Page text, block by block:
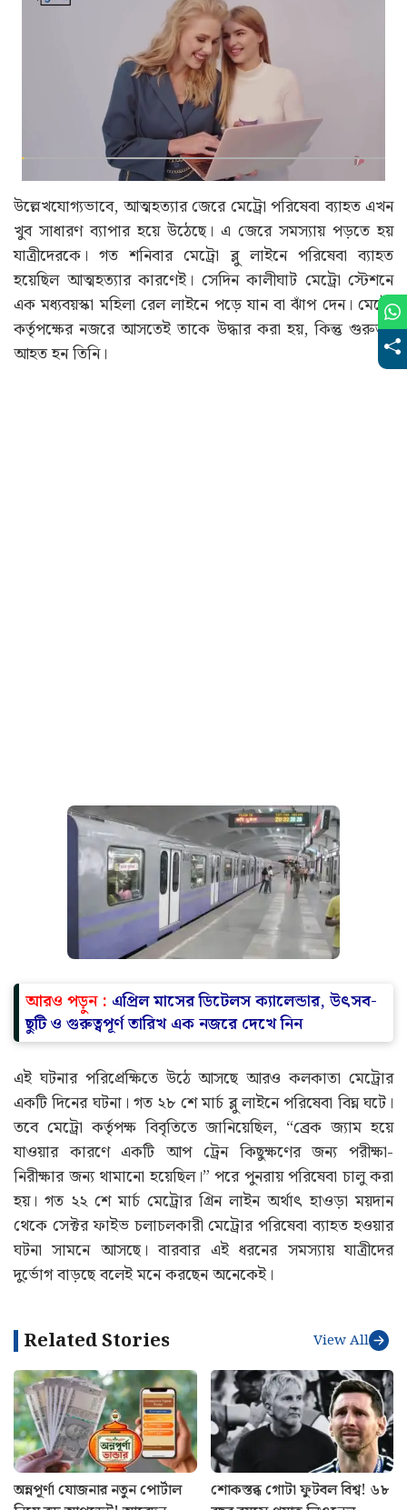
উল্লেখযোগ্যভাবে, আত্মহত্যার জেরে মেট্রো পরিষেবা ব্যাহত এখন
খুব সাধারণ ব্যাপার হয়ে উঠেছে‌। এ জেরে সমস্যায় পড়তে হয়
যাত্রীদেরকে। গত শনিবার মেট্রো ব্লু লাইনে পরিষেবা ব্যাহত
হয়েছিল আত্মহত্যার কারণেই। সেদিন কালীঘাট মেট্রো স্টেশনে
এক মধ্যবয়স্কা মহিলা রেল লাইনে পড়ে যান বা ঝাঁপ দেন। মেট্রো
কর্তৃপক্ষের নজরে আসতেই তাকে উদ্ধার করা হয়, কিন্তু গুরুতর
আহত হন তিনি।
আরও পড়ুন : এপ্রিল মাসের ডিটেলস ক্যালেন্ডার, উৎসব-
ছুটি ও গুরুত্বপূর্ণ তারিখ এক নজরে দেখে নিন
এই ঘটনার পরিপ্রেক্ষিতে উঠে আসছে আরও কলকাতা মেট্রোর
একটি দিনের ঘটনা। গত ২৮ শে মার্চ ব্লু লাইনে পরিষেবা বিঘ্ন ঘটে।
তবে মেট্রো কর্তৃপক্ষ বিবৃতিতে জানিয়েছিল, “ব্রেক জ্যাম হয়ে
যাওয়ার কারণে একটি আপ ট্রেন কিছুক্ষণের জন্য পরীক্ষা-
নিরীক্ষার জন্য থামানো হয়েছিল।” পরে পুনরায় পরিষেবা চালু করা
হয়। গত ২২ শে মার্চ মেট্রোর গ্রিন লাইন অর্থাৎ হাওড়া ময়দান
থেকে সেক্টর ফাইভ‌ চলাচলকারী মেট্রোর পরিষেবা ব্যাহত হওয়ার
ঘটনা সামনে আসছে। বারবার এই ধরনের সমস্যায় যাত্রীদের
দুর্ভোগ বাড়ছে বলেই মনে করছেন অনেকেই।
Related Stories View All
অন্নপূর্ণা যোজনার নতুন পোর্টাল
শোকস্তব্ধ গোটা ফুটবল বিশ্ব! ৬৮